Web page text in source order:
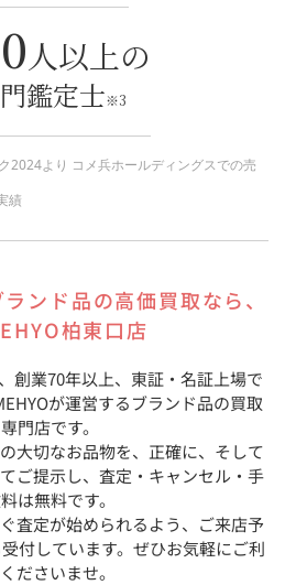
人以上の
鑑定士※3
2024より コメ兵ホールディングスでの売
績
ンド品の高価買取なら、
柏東口店
創業70年以上、東証・名証上場で
が運営するブランド品の買取
専門店です。
大切なお品物を、正確に、そして
ご提示し、査定・キャンセル・手
は無料です。
査定が始められるよう、ご来店予
付しています。ぜひお気軽にご利
ださいませ。